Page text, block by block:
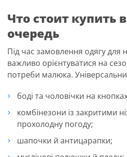
Что стоит купить
очередь
Під час замовлення одягу
важливо орієнтуватися на
потреби малюка.
боді та чоловічки на
комбінезони із закритими
прохолодну погоду;
шапочки й антицарапки;